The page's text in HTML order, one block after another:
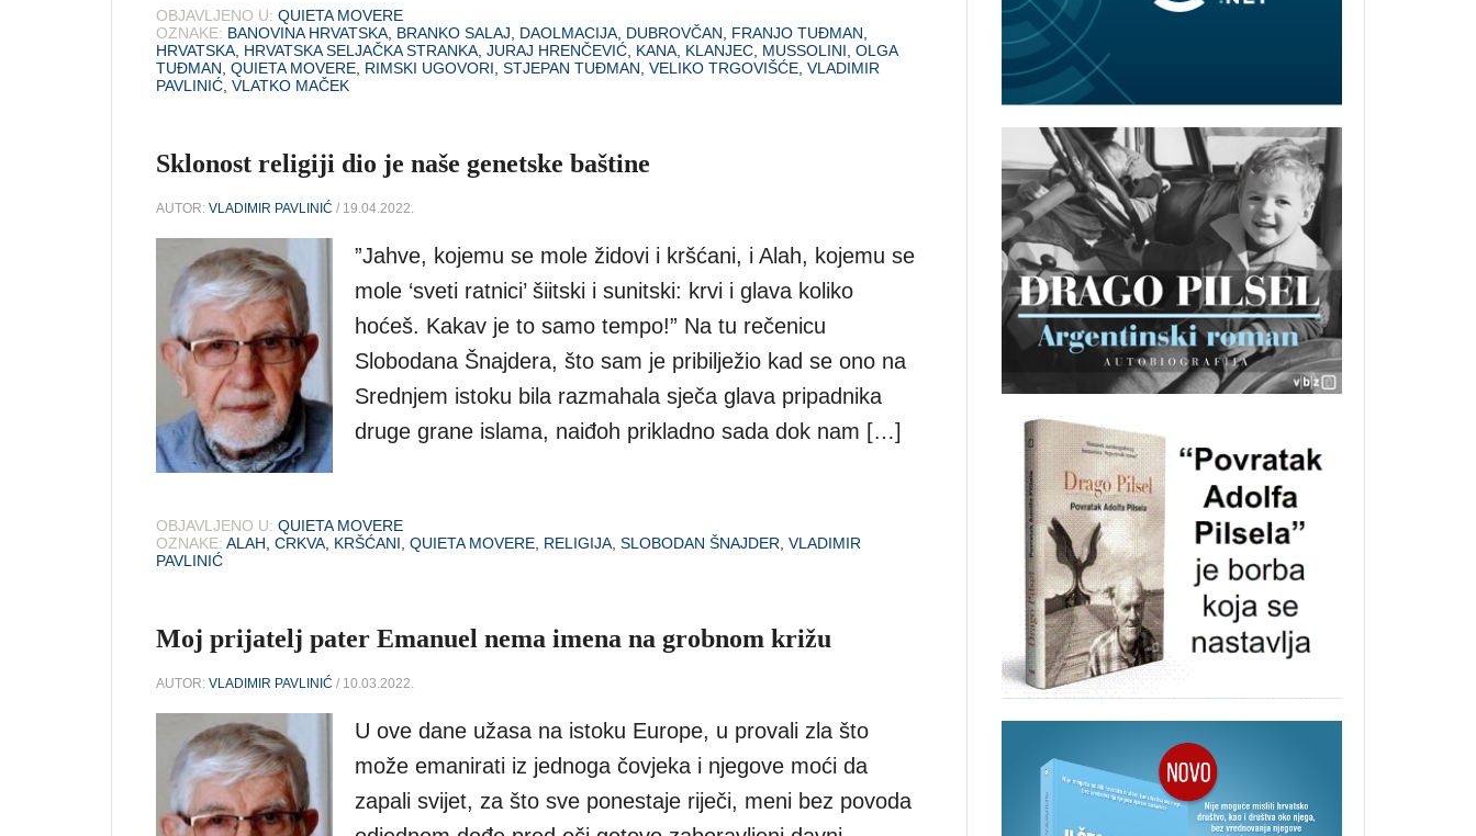
OBJAVLJENO U: QUIETA MOVERE
OZNAKE: BANOVINA HRVATSKA BRANKO SALAJ DAOLMACIJA DUBROVČAN FRANJO TUĐMAN
HRVATSKA HRVATSKA SELJAČKA STRANKA JURAJ HRENČEVIĆ KANA KLANJEC MUSSOLINI OLGA
TUĐMAN QUIETA MOVERE RIMSKI UGOVORI STJEPAN TUĐMAN VELIKO TRGOVIŠĆE VLADIMIR
PAVLINIĆ VLATKO MAČEK
Sklonost religiji dio je naše genetske baštine
AUTOR: VLADIMIR PAVLINIĆ / 19.04.2022.
”Jahve, kojemu se mole židovi i kršćani, i Alah, kojemu se
mole ‘sveti ratnici’ šiitski i sunitski: krvi i glava koliko
hoćeš. Kakav je to samo tempo!” Na tu rečenicu
Slobodana Šnajdera, što sam je pribilježio kad se ono na
Srednjem istoku bila razmahala sječa glava pripadnika
druge grane islama, naiđoh prikladno sada dok nam […]
OBJAVLJENO U: QUIETA MOVERE
OZNAKE: ALAH CRKVA KRŠĆANI QUIETA MOVERE RELIGIJA SLOBODAN ŠNAJDER VLADIMIR
PAVLINIĆ
Moj prijatelj pater Emanuel nema imena na grobnom križu
AUTOR: VLADIMIR PAVLINIĆ / 10.03.2022.
U ove dane užasa na istoku Europe, u provali zla što
može emanirati iz jednoga čovjeka i njegove moći da
zapali svijet, za što sve ponestaje riječi, meni bez povoda